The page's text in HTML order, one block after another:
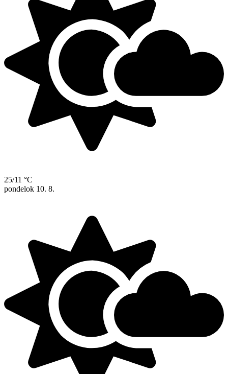
25/11 °C
pondelok 10. 8.